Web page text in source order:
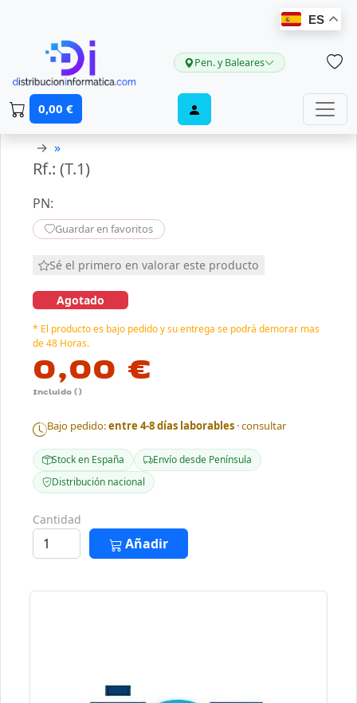
ES
Pen. y Baleares
0,00 €
→ »
Rf.: (T.1)
PN:
Guardar en favoritos
Sé el primero en valorar este producto
Agotado
* El producto es bajo pedido y su entrega se podrá demorar mas
de 48 Horas.
0,00 €
Incluido ()
Bajo pedido:entre 4-8 días laborables · consultar
Stock en España
Envío desde Península
Distribución nacional
Cantidad
Añadir